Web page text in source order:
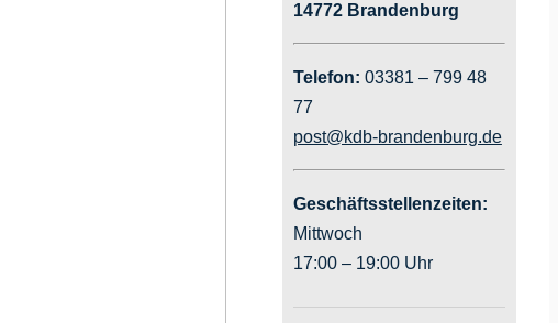
14772 Brandenburg
Telefon: 03381 – 799 48
77
post@kdb-brandenburg.de
Geschäftsstellenzeiten:
Mittwoch
17:00 – 19:00 Uhr